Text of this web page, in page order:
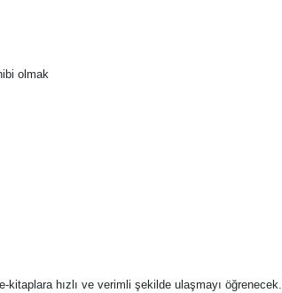
olmak
hızlı ve verimli şekilde ulaşmayı öğrenecek.